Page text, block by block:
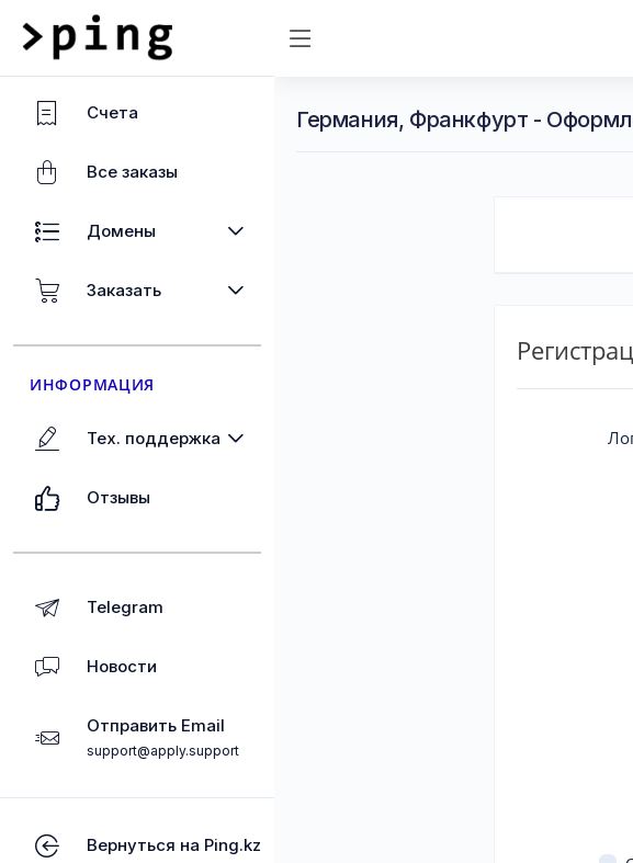
Счета
Все заказы
Домены
Заказать
ИНФОРМАЦИЯ
Тех. поддержка
Отзывы
Telegram
Новости
Отправить Email
support@apply.support
Вернуться на Ping.kz
Германия, Франкфурт -